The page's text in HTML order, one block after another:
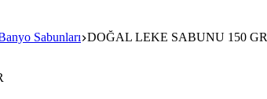
Sabunları DOĞAL LEKE SABUNU 150 GR